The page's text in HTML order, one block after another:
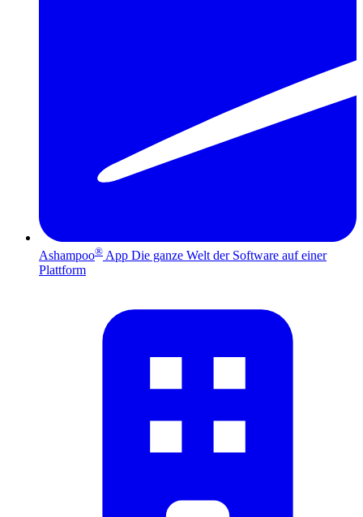
Ashampoo® App Die ganze Welt der Software auf einer
Plattform